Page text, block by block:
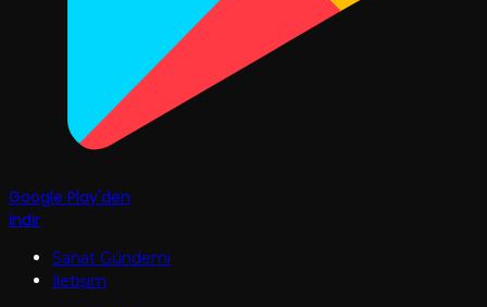
Google Play'den
İndir
Sanat Gündemi
İletişim